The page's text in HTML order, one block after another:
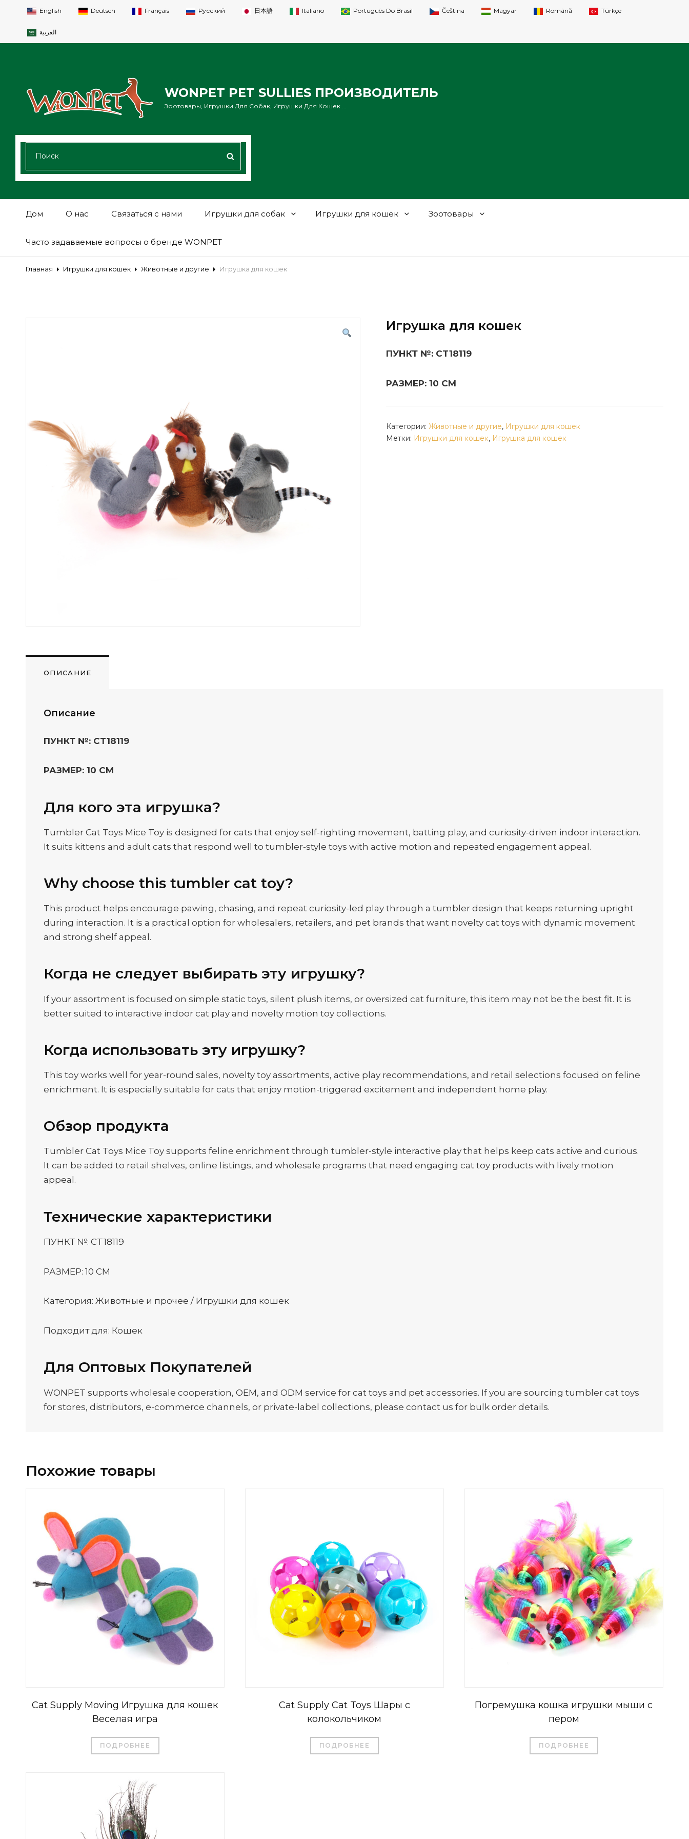
English Deutsch Français Русский 日本語 Italiano Português Do Brasil Čeština Magyar Română Türkçe
العربية
WONPET PET SULLIES ПРОИЗВОДИТЕЛЬ
Зоотовары, Игрушки Для Собак, Игрушки Для Кошек ...
Дом О нас Связаться с нами Игрушки для собак Игрушки для кошек Зоотовары
Часто задаваемые вопросы о бренде WONPET
Главная Игрушки для кошек Животные и другие Игрушка для кошек
Игрушка для кошек
ПУНКТ №: CT18119
РАЗМЕР: 10 СМ
Категории: Животные и другие, Игрушки для кошек
Метки: Игрушки для кошек, Игрушка для кошек
ОПИСАНИЕ
Описание
ПУНКТ №: CT18119
РАЗМЕР: 10 СМ
Для кого эта игрушка?
Tumbler Cat Toys Mice Toy is designed for cats that enjoy self-righting movement, batting play, and curiosity-driven indoor interaction.
It suits kittens and adult cats that respond well to tumbler-style toys with active motion and repeated engagement appeal.
Why choose this tumbler cat toy?
This product helps encourage pawing, chasing, and repeat curiosity-led play through a tumbler design that keeps returning upright
during interaction. It is a practical option for wholesalers, retailers, and pet brands that want novelty cat toys with dynamic movement
and strong shelf appeal.
Когда не следует выбирать эту игрушку?
If your assortment is focused on simple static toys, silent plush items, or oversized cat furniture, this item may not be the best fit. It is
better suited to interactive indoor cat play and novelty motion toy collections.
Когда использовать эту игрушку?
This toy works well for year-round sales, novelty toy assortments, active play recommendations, and retail selections focused on feline
enrichment. It is especially suitable for cats that enjoy motion-triggered excitement and independent home play.
Обзор продукта
Tumbler Cat Toys Mice Toy supports feline enrichment through tumbler-style interactive play that helps keep cats active and curious.
It can be added to retail shelves, online listings, and wholesale programs that need engaging cat toy products with lively motion
appeal.
Технические характеристики
ПУНКТ №: CT18119
РАЗМЕР: 10 СМ
Категория: Животные и прочее / Игрушки для кошек
Подходит для: Кошек
Для Оптовых Покупателей
WONPET supports wholesale cooperation, OEM, and ODM service for cat toys and pet accessories. If you are sourcing tumbler cat toys
for stores, distributors, e-commerce channels, or private-label collections, please contact us for bulk order details.
Похожие товары
Cat Supply Moving Игрушка для кошек
Веселая игра
ПОДРОБНЕЕ
Cat Supply Cat Toys Шары с
колокольчиком
ПОДРОБНЕЕ
Погремушка кошка игрушки мыши с
пером
ПОДРОБНЕЕ